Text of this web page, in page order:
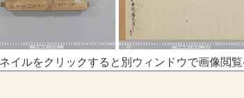
イルをクリックすると別ウィンドウで画像閲覧